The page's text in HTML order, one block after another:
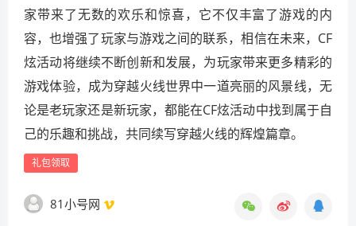
家带来了无数的欢乐和惊喜，它不仅丰富了游戏的内
容，也增强了玩家与游戏之间的联系，相信在未来，CF
炫活动将继续不断创新和发展，为玩家带来更多精彩的
游戏体验，成为穿越火线世界中一道亮丽的风景线，无
论是老玩家还是新玩家，都能在CF炫活动中找到属于自
己的乐趣和挑战，共同续写穿越火线的辉煌篇章。
礼包领取
81小号网